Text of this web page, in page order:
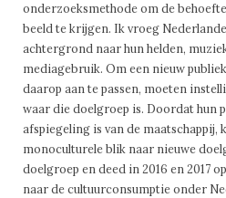
onderzoeksmethode om de
beeld te krijgen. Ik vroeg
achtergrond naar hun helden,
mediagebruik. Om een nieuw
daarop aan te passen, moeten
waar die doelgroep is. Doordat hun
afspiegeling is van de maatschappij,
monoculturele blik naar nieuwe
doelgroep en deed in 2016 en 2017
naar de cultuurconsumptie onder